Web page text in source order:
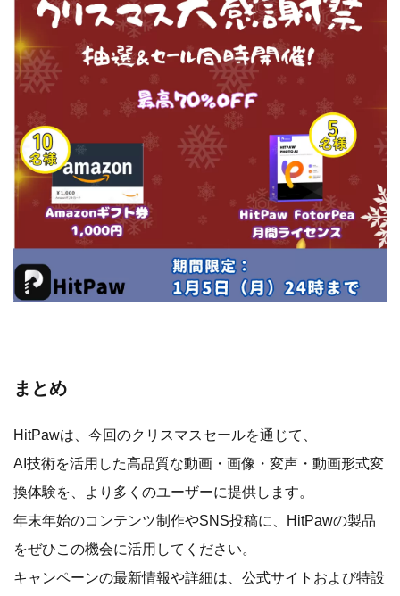
まとめ
HitPawは、今回のクリスマスセールを通じて、
AI技術を活用した高品質な動画・画像・変声・動画形式変
換体験を、より多くのユーザーに提供します。
年末年始のコンテンツ制作やSNS投稿に、HitPawの製品
をぜひこの機会に活用してください。
キャンペーンの最新情報や詳細は、公式サイトおよび特設